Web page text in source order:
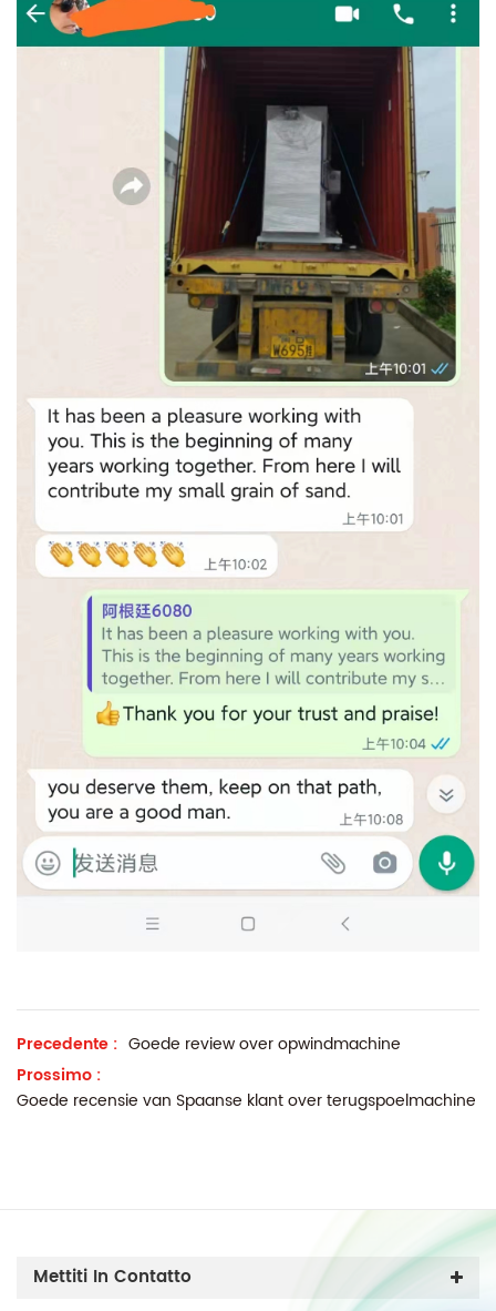
Precedente : Goede review over opwindmachine
Prossimo :
Goede recensie van Spaanse klant over terugspoelmachine
Mettiti In Contatto